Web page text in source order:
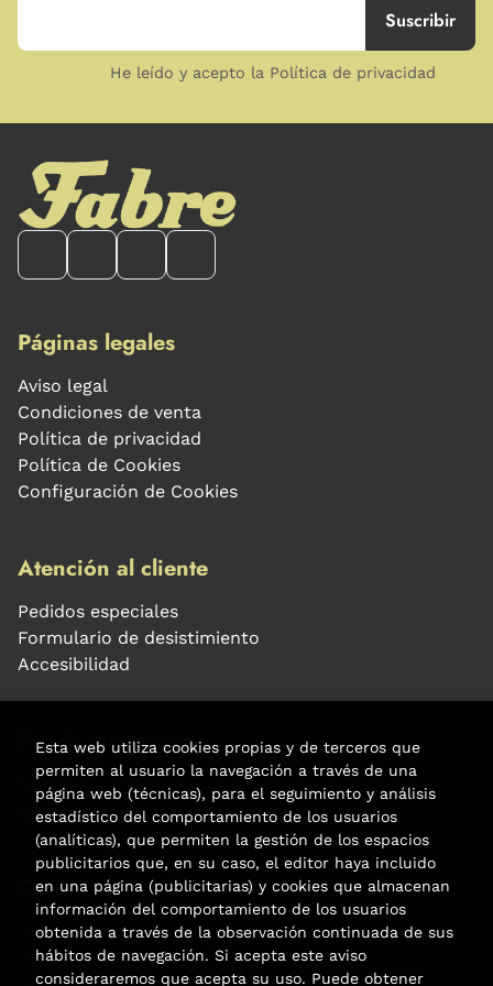
He leído y acepto la Política de privacidad
Páginas legales
Aviso legal
Condiciones de venta
Política de privacidad
Política de Cookies
Configuración de Cookies
Atención al cliente
Pedidos especiales
Formulario de desistimiento
Accesibilidad
Puede interesarte
Noticias
Agenda
Contacto
Carrer Aribau, 84
(+34) 932 160 225
Esta web utiliza cookies propias y de terceros que
permiten al usuario la navegación a través de una
página web (técnicas), para el seguimiento y análisis
estadístico del comportamiento de los usuarios
(analíticas), que permiten la gestión de los espacios
publicitarios que, en su caso, el editor haya incluido
en una página (publicitarias) y cookies que almacenan
información del comportamiento de los usuarios
obtenida a través de la observación continuada de sus
hábitos de navegación. Si acepta este aviso
consideraremos que acepta su uso. Puede obtener